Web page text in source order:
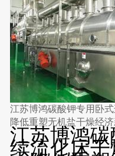
江苏博鸿碳酸钾专用卧
降低重塑无机盐干燥经
江苏博鸿
续流化床